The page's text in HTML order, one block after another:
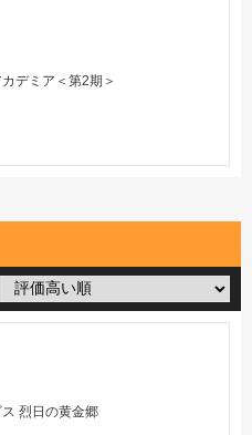
デミア＜第2期＞
烈日の黄金郷